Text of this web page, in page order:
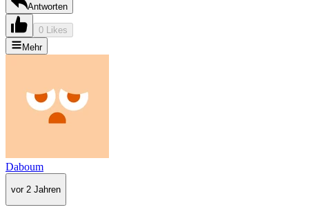
Antworten
0 Likes
Mehr
Daboum
vor 2 Jahren